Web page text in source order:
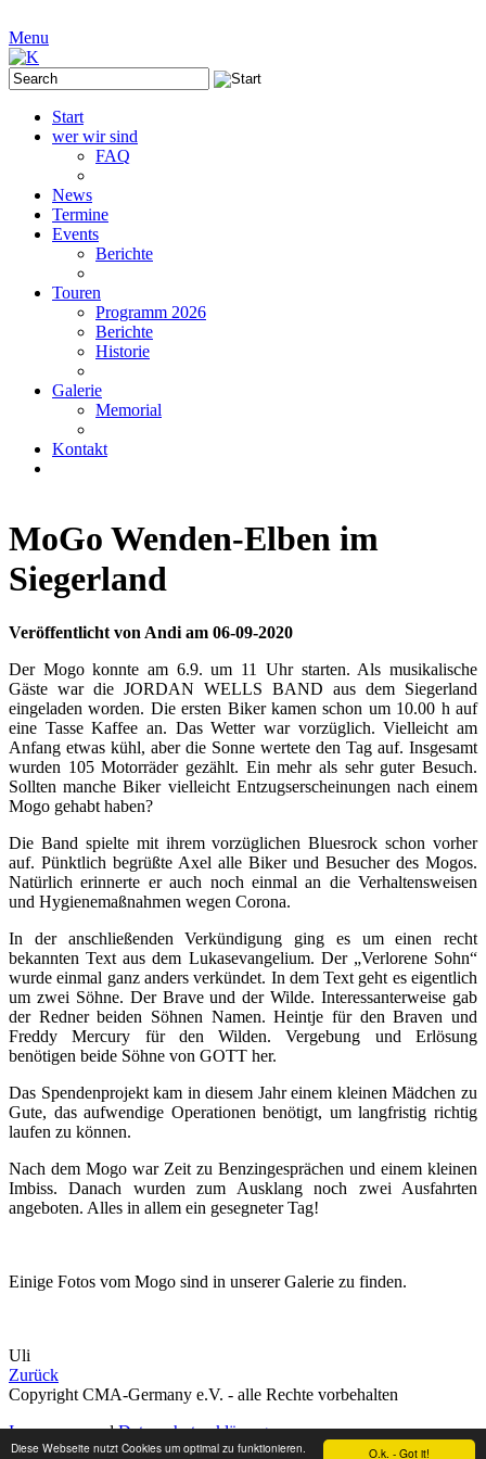
O.k. - Got it!
Diese Webseite nutzt Cookies um optimal zu funktionieren.
Menu
Start
wer wir sind
FAQ
News
Termine
Events
Berichte
Touren
Programm 2026
Berichte
Historie
Galerie
Memorial
Kontakt
MoGo Wenden-Elben im
Siegerland
Veröffentlicht von Andi am 06-09-2020
Der Mogo konnte am 6.9. um 11 Uhr starten. Als musikalische
Gäste war die JORDAN WELLS BAND aus dem Siegerland
eingeladen worden. Die ersten Biker kamen schon um 10.00 h auf
eine Tasse Kaffee an. Das Wetter war vorzüglich. Vielleicht am
Anfang etwas kühl, aber die Sonne wertete den Tag auf. Insgesamt
wurden 105 Motorräder gezählt. Ein mehr als sehr guter Besuch.
Sollten manche Biker vielleicht Entzugserscheinungen nach einem
Mogo gehabt haben?
Die Band spielte mit ihrem vorzüglichen Bluesrock schon vorher
auf. Pünktlich begrüßte Axel alle Biker und Besucher des Mogos.
Natürlich erinnerte er auch noch einmal an die Verhaltensweisen
und Hygienemaßnahmen wegen Corona.
In der anschließenden Verkündigung ging es um einen recht
bekannten Text aus dem Lukasevangelium. Der „Verlorene Sohn“
wurde einmal ganz anders verkündet. In dem Text geht es eigentlich
um zwei Söhne. Der Brave und der Wilde. Interessanterweise gab
der Redner beiden Söhnen Namen. Heintje für den Braven und
Freddy Mercury für den Wilden. Vergebung und Erlösung
benötigen beide Söhne von GOTT her.
Das Spendenprojekt kam in diesem Jahr einem kleinen Mädchen zu
Gute, das aufwendige Operationen benötigt, um langfristig richtig
laufen zu können.
Nach dem Mogo war Zeit zu Benzingesprächen und einem kleinen
Imbiss. Danach wurden zum Ausklang noch zwei Ausfahrten
angeboten. Alles in allem ein gesegneter Tag!
Einige Fotos vom Mogo sind in unserer Galerie zu finden.
Uli
Zurück
Copyright CMA-Germany e.V. - alle Rechte vorbehalten
ImpressumundDatenschutzerklärung